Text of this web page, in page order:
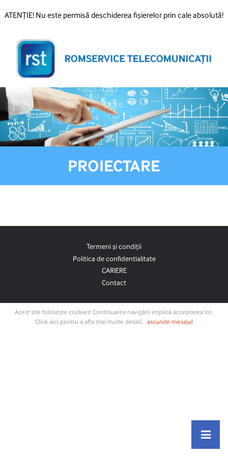
ATENȚIE! Nu este permisă deschiderea fișierelor prin cale absolută!
PROIECTARE
Termeni și condiții
Politica de confidentialitate
CARIERE
Contact
Acest site folosește cookies! Continuarea navigării implică acceptarea lor.
Click aici pentru a afla mai multe detalii.
ascunde mesajul